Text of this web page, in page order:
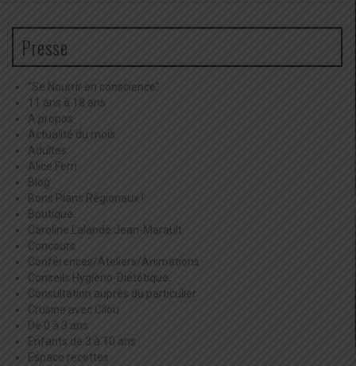
Presse
"Se Nourrir en conscience"
11 ans à 18 ans
A propos
Actualité du mois
Adultes
Alice Ferri
Blog
Bons Plans Régionaux !
Boutique
Caroline Lalande Jean-Marault
Concours
Conférences/Ateliers/Animations
Conseils Hygièno-Diététique
Consultation auprès du particulier
Crusine avec Cilou
De 0 à 3 ans
Enfants de 3 à 10 ans
Espace recettes